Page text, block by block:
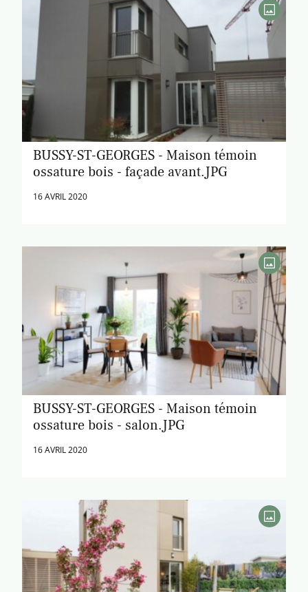
BUSSY-ST-GEORGES - Maison témoin
ossature bois - façade avant.JPG
16 AVRIL 2020
BUSSY-ST-GEORGES - Maison témoin
ossature bois - salon.JPG
16 AVRIL 2020